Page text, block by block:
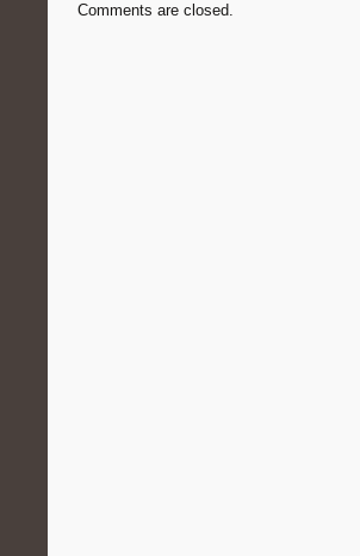
Comments are closed.